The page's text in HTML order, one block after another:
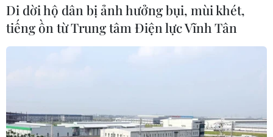
Di dời hộ dân bị ảnh hưởng bụi, mùi khét,
tiếng ồn từ Trung tâm Điện lực Vĩnh Tân